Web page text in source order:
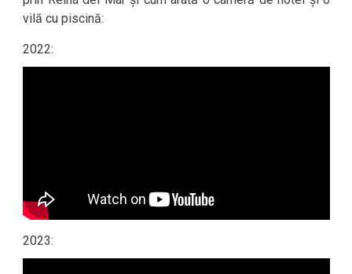
vilă cu piscină:
2022:
2023: